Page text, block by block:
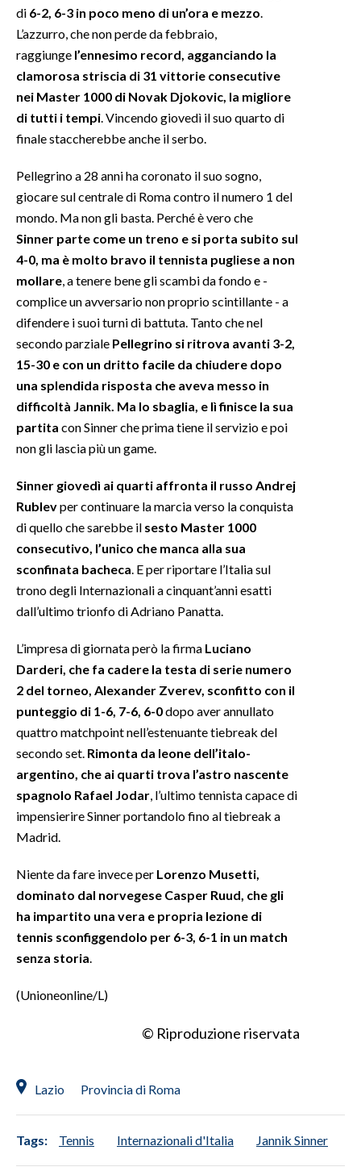
3 MINUTI CON
INSULARITÀ
INFO AZIENDE
ABBONATI
ANNUNCI
NECROLOGI
PUBBLICITÀ
SPIAGGE
STORE
di 6-2, 6-3 in poco meno di un’ora e mezzo
L’azzurro, che non perde da febbraio,
raggiunge l’ennesimo record, agganciando la
clamorosa striscia di 31 vittorie consecutive
nei Master 1000 di Novak Djokovic, la migliore
di tutti i tempi . Vincendo giovedì il suo quarto di
finale staccherebbe anche il serbo.
Pellegrino a 28 anni ha coronato il suo sogno,
giocare sul centrale di Roma contro il numero 1 del
mondo. Ma non gli basta. Perché è vero che
Sinner parte come un treno e si porta subito sul
4-0, ma è molto bravo il tennista pugliese a non
mollare , a tenere bene gli scambi da fondo e -
complice un avversario non proprio scintillante - a
difendere i suoi turni di battuta. Tanto che nel
secondo parziale Pellegrino si ritrova avanti 3-2,
15-30 e con un dritto facile da chiudere dopo
una splendida risposta che aveva messo in
difficoltà Jannik. Ma lo sbaglia, e lì finisce la sua
partita con Sinner che prima tiene il servizio e poi
non gli lascia più un game.
Sinner giovedì ai quarti affronta il russo Andrej
Rublevper continuare la marcia verso la conquista
di quello che sarebbe il sesto Master 1000
consecutivo, l’unico che manca alla sua
sconfinata bacheca . E per riportare l’Italia sul
trono degli Internazionali a cinquant’anni esatti
dall’ultimo trionfo di Adriano Panatta.
L’impresa di giornata però la firma Luciano
Darderi, che fa cadere la testa di serie numero
2 del torneo, Alexander Zverev, sconfitto con il
punteggio di 1-6, 7-6, 6-0dopo aver annullato
quattro matchpoint nell’estenuante tiebreak del
secondo set. Rimonta da leone dell’italo-
argentino, che ai quarti trova l’astro nascente
spagnolo Rafael Jodar , l’ultimo tennista capace di
impensierire Sinner portandolo fino al tiebreak a
Madrid.
Niente da fare invece per Lorenzo Musetti,
dominato dal norvegese Casper Ruud, che gli
ha impartito una vera e propria lezione di
tennis sconfiggendolo per 6-3, 6-1 in un match
senza storia
(Unioneonline/L)
© Riproduzione riservata
Lazio Provincia di Roma
Tags: Tennis Internazionali d'Italia Jannik Sinner